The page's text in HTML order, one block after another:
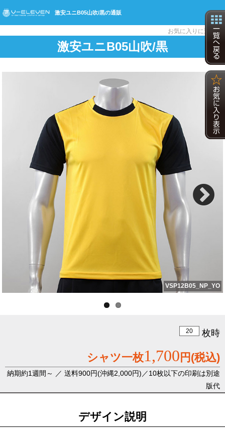
激安ユニB05山吹/黒の通販
お気に入りに追加☆
激安ユニB05山吹/黒
VSP12B05_NP_YO
枚時
シャツ一枚1,700 円 (税込)
納期約1週間～ ／ 送料900円(沖縄2,000円)／10枚以下の印刷は別途
版代
デザイン説明